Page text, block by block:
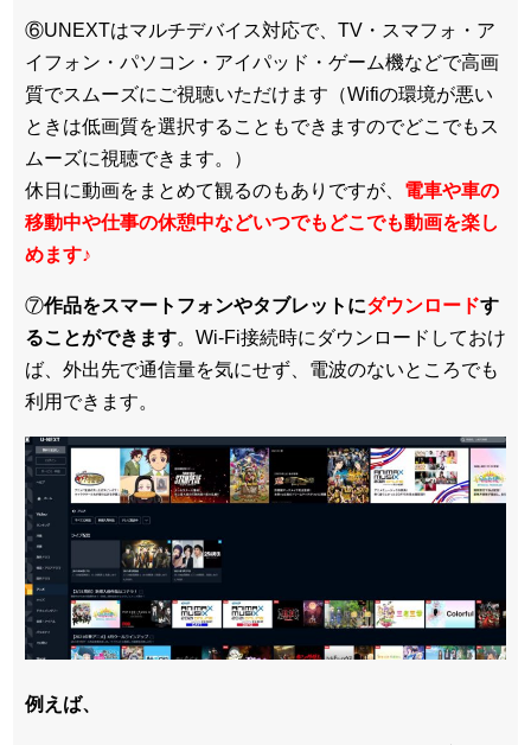
⑥UNEXTはマルチデバイス対応で、TV・スマフォ・ア
イフォン・パソコン・アイパッド・ゲーム機などで高画
質でスムーズにご視聴いただけます（Wifiの環境が悪い
ときは低画質を選択することもできますのでどこでもス
ムーズに視聴できます。）
休日に動画をまとめて観るのもありですが、 電車や車の
移動中や仕事の休憩中などいつでもどこでも動画を楽し
めます♪
⑦作品をスマートフォンやタブレットにダウンロードす
ることができます。Wi-Fi接続時にダウンロードしておけ
ば、外出先で通信量を気にせず、電波のないところでも
利用できます。
例えば、